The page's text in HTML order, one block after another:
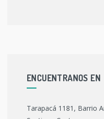
ENCUENTRANOS EN
Tarapacá 1181, Barrio